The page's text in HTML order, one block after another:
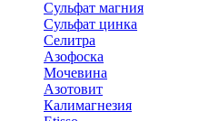
Сульфат магния
Сульфат цинка
Селитра
Азофоска
Мочевина
Азотовит
Калимагнезия